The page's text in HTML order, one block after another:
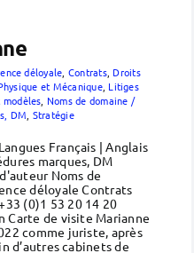
déloyale Contrats, Droits
et Mécanique, Litiges
Noms de domaine /
DM Stratégie
Français | Anglais
marques, DM
Noms de
déloyale Contrats
(0)1 53 20 14 20
Carte de visite Marianne
comme juriste, après
d’autres cabinets de